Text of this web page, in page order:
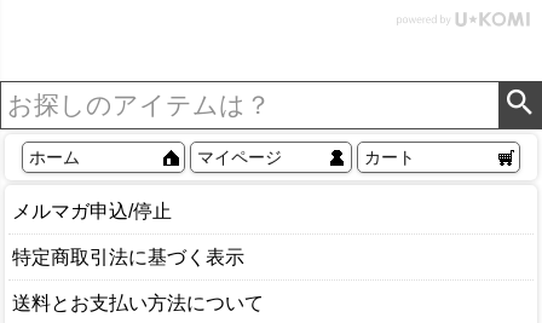
リア アジアン [84302] ホ
ホーム マイページ カート
メルマガ申込/停止
特定商取引法に基づく表示
送料とお支払い方法について